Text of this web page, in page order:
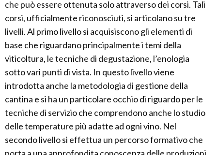
che può essere ottenuta solo attraverso dei corsi. Tali
corsi, ufficialmente riconosciuti, si articolano su tre
livelli. Al primo livello si acquisiscono gli elementi di
base che riguardano principalmente i temi della
viticoltura, le tecniche di degustazione, l’enologia
sotto vari punti di vista. In questo livello viene
introdotta anche la metodologia di gestione della
cantina e si ha un particolare occhio di riguardo per le
tecniche di servizio che comprendono anche lo studio
delle temperature più adatte ad ogni vino. Nel
secondo livello si effettua un percorso formativo che